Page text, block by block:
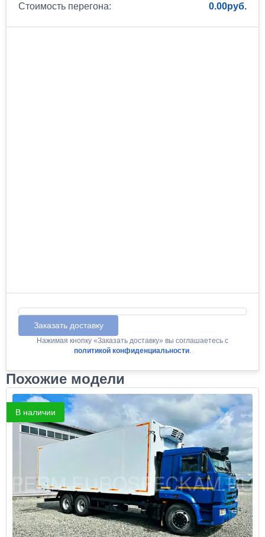
Стоимость перегона: 0.00
Заказать доставку
Нажимая кнопку «Заказать доставку» вы соглашаетесь с
политикой конфиденциальности.
Похожие модели
В наличии